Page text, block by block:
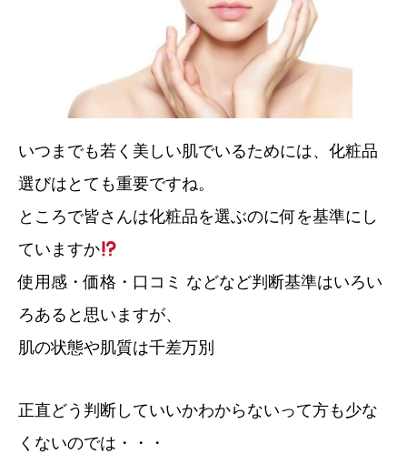
いつまでも若く美しい肌でいるためには、化粧品
選びはとても重要ですね。
ところで皆さんは化粧品を選ぶのに何を基準にし
ていますか
使用感・価格・口コミ などなど判断基準はいろい
ろあると思いますが、
肌の状態や肌質は千差万別
正直どう判断していいかわからないって方も少な
くないのでは・・・